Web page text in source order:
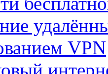
VPN